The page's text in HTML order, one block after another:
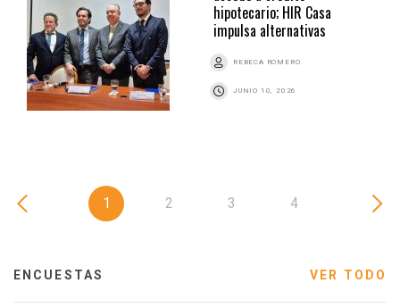
hipotecario; HIR Casa
impulsa alternativas
REBECA ROMERO
JUNIO 10, 2026
1 2 3 4
ENCUESTAS VER TODO